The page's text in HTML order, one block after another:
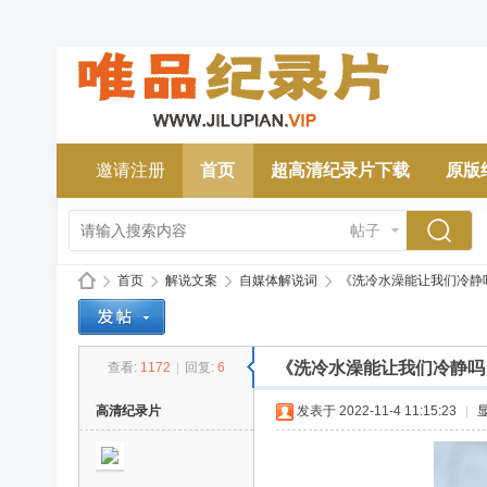
邀请注册 首页 超高清纪录片下载 原版
帖子
首页
›
解说文案
›
自媒体解说词
›
《洗冷水澡能让我们冷
查看: 1172 回复: 6 《洗冷水澡能让我们冷静
高清纪录片 发表于 2022-11-4 11:15:23